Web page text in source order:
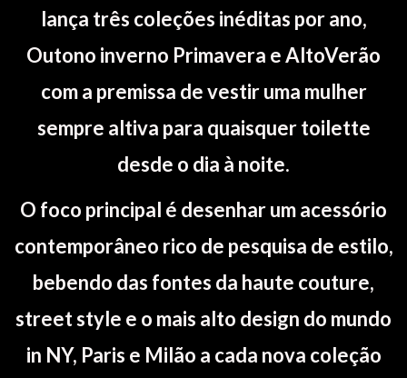
lança três coleções inéditas por ano,
Outono inverno Primavera e AltoVerão
com a premissa de vestir uma mulher
sempre altiva para quaisquer toilette
desde o dia à noite.
O foco principal é desenhar um acessório
contemporâneo rico de pesquisa de estilo,
bebendo das fontes da haute couture,
street style e o mais alto design do mundo
in NY, Paris e Milão a cada nova coleção